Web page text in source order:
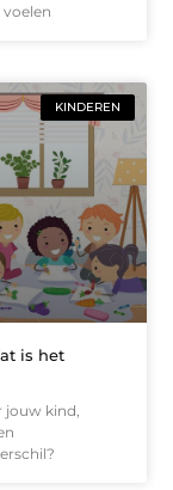
KINDEREN
is het
jouw kind,